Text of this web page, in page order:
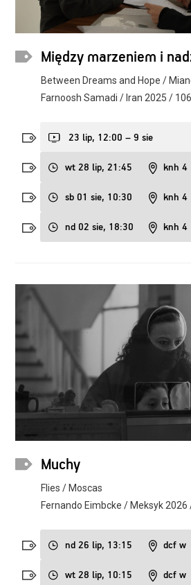
Między marzeniem i
Between Dreams and Hope /
Farnoosh Samadi / Iran 2025 /
wt 28 lip, 21:45 knh 4
sb 01 sie, 10:30 knh 4
nd 02 sie, 18:30 knh 4
23 lip, 12:00 – 9 sie
Muchy
Flies / Moscas
Fernando Eimbcke / Meksyk 2026
nd 26 lip, 13:15 dcf w
wt 28 lip, 10:15 dcf w